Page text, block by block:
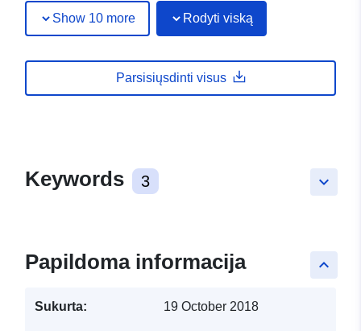
Show 10 more Rodyti viską
Parsisiųsdinti visus
keyboard_arrow_down
Keywords 3
keyboard_arrow_up
Papildoma informacija
Sukurta: 19 October 2018